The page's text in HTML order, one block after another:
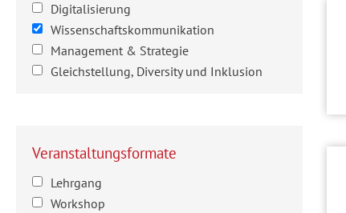
Digitalisierung
Wissenschaftskommunikation
Management & Strategie
Gleichstellung, Diversity und Inklusion
Veranstaltungsformate
Lehrgang
Workshop